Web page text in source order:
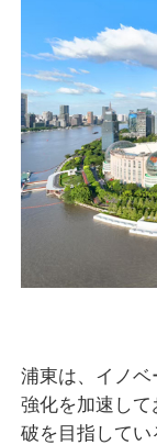
浦東は、イノ
強化を加速し
破を目指してい